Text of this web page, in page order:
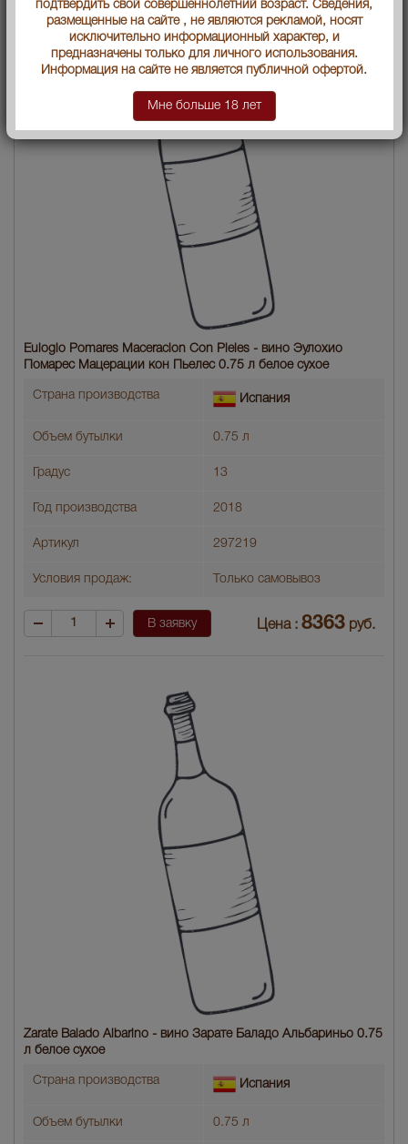
Eulogio Pomares Maceracion Con Pieles - вино Эулохио
Помарес Мацерации кон Пьелес 0.75 л белое сухое
Страна производства Испания
Объем бутылки 0.75 л
Градус 13
Год производства 2018
Артикул 297219
Условия продаж: Только самовывоз
В заявку Цена : 8363 руб.
Zarate Balado Albarino - вино Зарате Баладо Альбариньо 0.75
л белое сухое
Страна производства Испания
Объем бутылки 0.75 л
подтвердить свой совершеннолетний возраст. Сведения,
размещенные на сайте , не являются рекламой, носят
исключительно информационный характер, и
предназначены только для личного использования.
Информация на сайте не является публичной офертой.
Мне больше 18 лет